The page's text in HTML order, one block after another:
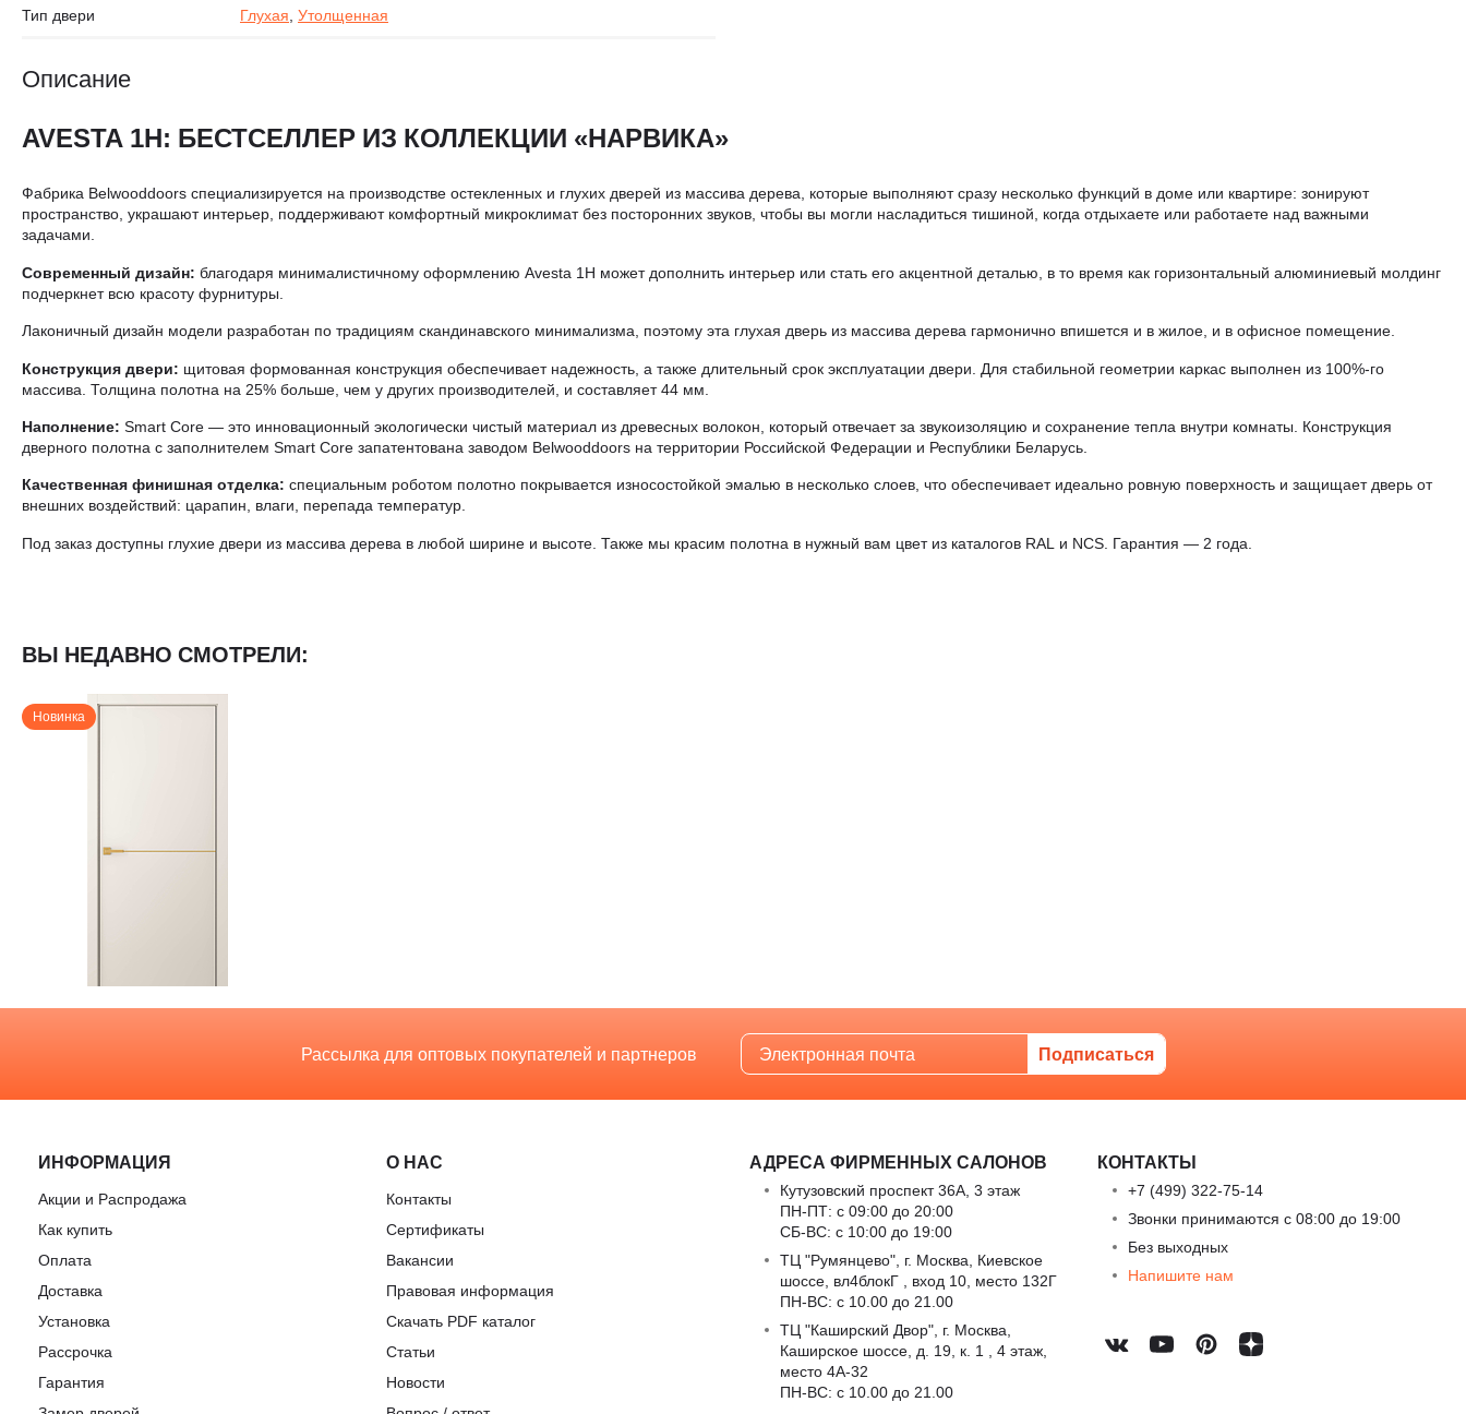
Тип двери Глухая, Утолщенная
Описание
AVESTA 1H: БЕСТСЕЛЛЕР ИЗ КОЛЛЕКЦИИ «НАРВИКА»
Фабрика Belwooddoors специализируется на производстве остекленных и глухих дверей из массива дерева, которые выполняют сразу несколько функций в доме или квартире: зонируют
пространство, украшают интерьер, поддерживают комфортный микроклимат без посторонних звуков, чтобы вы могли насладиться тишиной, когда отдыхаете или работаете над важными
задачами.
Современный дизайн: благодаря минималистичному оформлению Avesta 1H может дополнить интерьер или стать его акцентной деталью, в то время как горизонтальный алюминиевый молдинг
подчеркнет всю красоту фурнитуры.
Лаконичный дизайн модели разработан по традициям скандинавского минимализма, поэтому эта глухая дверь из массива дерева гармонично впишется и в жилое, и в офисное помещение.
Конструкция двери: щитовая формованная конструкция обеспечивает надежность, а также длительный срок эксплуатации двери. Для стабильной геометрии каркас выполнен из 100%-го
массива. Толщина полотна на 25% больше, чем у других производителей, и составляет 44 мм.
Наполнение: Smart Core — это инновационный экологически чистый материал из древесных волокон, который отвечает за звукоизоляцию и сохранение тепла внутри комнаты. Конструкция
дверного полотна с заполнителем Smart Core запатентована заводом Belwooddoors на территории Российской Федерации и Республики Беларусь.
Качественная финишная отделка: специальным роботом полотно покрывается износостойкой эмалью в несколько слоев, что обеспечивает идеально ровную поверхность и защищает дверь от
внешних воздействий: царапин, влаги, перепада температур.
Под заказ доступны глухие двери из массива дерева в любой ширине и высоте. Также мы красим полотна в нужный вам цвет из каталогов RAL и NCS. Гарантия — 2 года.
ВЫ НЕДАВНО СМОТРЕЛИ:
Новинка
Рассылка для оптовых покупателей и партнеров
ИНФОРМАЦИЯ
Акции и Распродажа
Как купить
Оплата
Доставка
Установка
Рассрочка
Гарантия
О НАС
Контакты
Сертификаты
Вакансии
Правовая информация
Скачать PDF каталог
Статьи
Новости
АДРЕСА ФИРМЕННЫХ САЛОНОВ
Кутузовский проспект 36А, 3 этаж
ПН-ПТ: с 09:00 до 20:00
СБ-ВС: с 10:00 до 19:00
ТЦ "Румянцево", г. Москва, Киевское
шоссе, вл4блокГ , вход 10, место 132Г
ПН-ВС: c 10.00 до 21.00
ТЦ "Каширский Двор", г. Москва,
Каширское шоссе, д. 19, к. 1 , 4 этаж,
место 4А-32
ПН-ВС: c 10.00 до 21.00
КОНТАКТЫ
+7 (499) 322-75-14
Звонки принимаются с 08:00 до 19:00
Без выходных
Напишите нам